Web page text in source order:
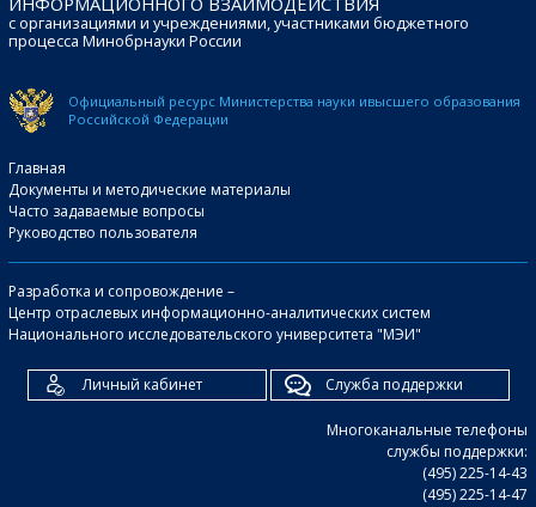
с организациями и учреждениями, участниками бюджетного
процесса Минобрнауки России
Официальный ресурс Министерства науки ивысшего образования
Российской Федерации
Главная
Документы и методические материалы
Часто задаваемые вопросы
Руководство пользователя
Разработка и сопровождение –
Центр отраслевых информационно-аналитических систем
Национального исследовательского университета "МЭИ"
Личный кабинет Служба поддержки
Многоканальные телефоны
службы поддержки:
(495) 225-14-43
(495) 225-14-47